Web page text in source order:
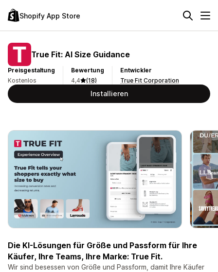
Shopify App Store
True Fit: AI Size Guidance
Preisgestaltung
Kostenlos
Bewertung
4,4
(18)
Entwickler
True Fit Corporation
Installieren
Die KI-Lösungen für Größe und Passform für Ihre
Käufer, Ihre Teams, Ihre Marke: True Fit.
Wir sind besessen von Größe und Passform, damit Ihre Käufer